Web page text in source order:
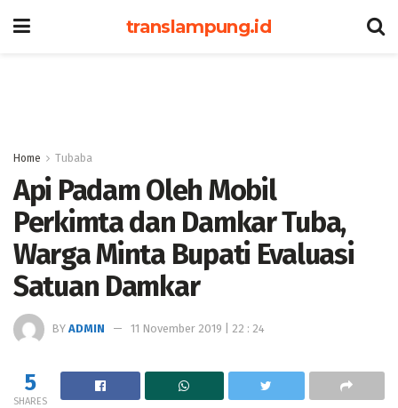
translampung.id
Home Tubaba
Api Padam Oleh Mobil
Perkimta dan Damkar Tuba,
Warga Minta Bupati Evaluasi
Satuan Damkar
BY ADMIN 11 November 2019 | 22 : 24
5
SHARES